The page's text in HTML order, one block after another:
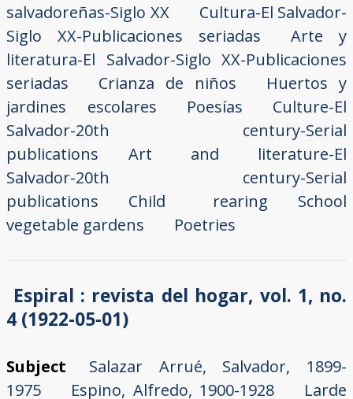
salvadoreñas-Siglo XX
Cultura-El Salvador-
Siglo XX-Publicaciones seriadas
Arte y
literatura-El Salvador-Siglo XX-Publicaciones
seriadas
Crianza de niños
Huertos y
jardines escolares
Poesías
Culture-El
Salvador-20th century-Serial
publications
Art and literature-El
Salvador-20th century-Serial
publications
Child rearing
School
vegetable gardens
Poetries
Espiral : revista del hogar, vol. 1, no.
4 (1922-05-01)
Subject
Salazar Arrué, Salvador, 1899-
1975
Espino, Alfredo, 1900-1928 Larde